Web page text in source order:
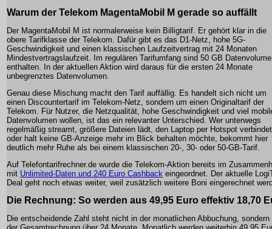
Warum der Telekom MagentaMobil M gerade so auffällt
Der MagentaMobil M ist normalerweise kein Billigtarif. Er gehört klar in die
obere Tarifklasse der Telekom. Dafür gibt es das D1-Netz, hohe 5G-
Geschwindigkeit und einen klassischen Laufzeitvertrag mit 24 Monaten
Mindestvertragslaufzeit. Im regulären Tarifumfang sind 50 GB
enthalten. In der aktuellen Aktion wird daraus für die ersten 24 Monate
unbegrenztes Datenvolumen.
Genau diese Mischung macht den Tarif auffällig. Es handelt sich nicht um
einen Discountertarif im Telekom-Netz, sondern um einen Originaltarif der
Telekom. Für Nutzer, die Netzqualität, hohe Geschwindigkeit und viel
Datenvolumen wollen, ist das ein relevanter Unterschied. Wer unterwegs
regelmäßig streamt, größere Dateien lädt, den Laptop per Hotspot verbindet
oder halt keine GB-Anzeige mehr im Blick behalten möchte, bekommt hier
deutlich mehr Ruhe als bei einem klassischen 20-, 30- oder 50-GB-Tarif.
Auf Telefontarifrechner.de wurde die Telekom-Aktion bereits im
mit Unlimited-Daten und 240 Euro Cashback eingeordnet. Der aktuelle
Deal geht noch etwas weiter, weil zusätzlich weitere Boni eingerechnet
Die Rechnung: So werden aus 49,95 Euro effektiv 18,70
Die entscheidende Zahl steht nicht in der monatlichen Abbuchung, sondern